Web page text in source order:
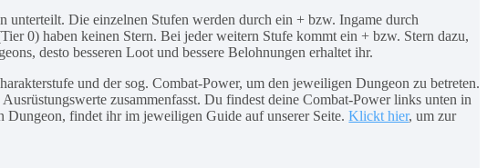
unterteilt. Die einzelnen Stufen werden durch ein + bzw. Ingame durch
0) haben keinen Stern. Bei jeder weitern Stufe kommt ein + bzw. Stern dazu,
desto besseren Loot und bessere Belohnungen erhaltet ihr.
und der sog. Combat-Power, um den jeweiligen Dungeon zu betreten.
zusammenfasst. Du findest deine Combat-Power links unten in
Dungeon, findet ihr im jeweiligen Guide auf unserer Seite.Klickt hier, um zur